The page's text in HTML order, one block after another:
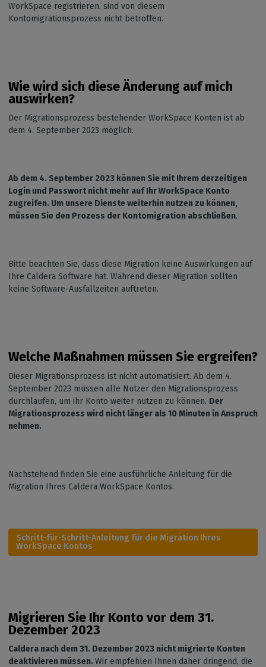
WorkSpace registrieren, sind von diesem
Kontomigrationsprozess nicht betroffen.
Wie wird sich diese Änderung auf mich
auswirken?
Der Migrationsprozess bestehender WorkSpace Konten ist ab
dem 4. September 2023 möglich.
Ab dem 4. September 2023 können Sie mit Ihrem derzeitigen
Login und Passwort nicht mehr auf Ihr WorkSpace Konto
zugreifen. Um unsere Dienste weiterhin nutzen zu können,
müssen Sie den Prozess der Kontomigration abschließen.
Bitte beachten Sie, dass diese Migration keine Auswirkungen auf
Ihre Caldera Software hat. Während dieser Migration sollten
keine Software-Ausfallzeiten auftreten.
Welche Maßnahmen müssen Sie ergreifen?
Dieser Migrationsprozess ist nicht automatisiert. Ab dem 4.
September 2023 müssen alle Nutzer den Migrationsprozess
durchlaufen, um ihr Konto weiter nutzen zu können. Der
Migrationsprozess wird nicht länger als 10 Minuten in Anspruch
nehmen.
Nachstehend finden Sie eine ausführliche Anleitung für die
Migration Ihres Caldera WorkSpace Kontos.
Schritt-für-Schritt-Anleitung für die Migration Ihres
WorkSpace Kontos
Migrieren Sie Ihr Konto vor dem 31.
Dezember 2023
Caldera nach dem 31. Dezember 2023 nicht migrierte Konten
deaktivieren müssen.Wir empfehlen Ihnen daher dringend, die